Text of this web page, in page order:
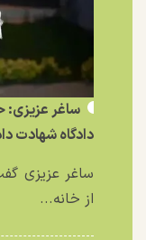
ساغر عزیزی:
دادگاه شهادت
ساغر عزیزی
از خانه...